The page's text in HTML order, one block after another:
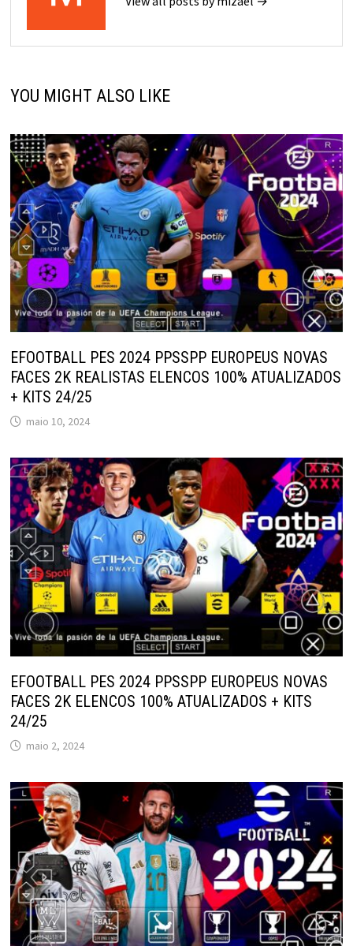
YOU MIGHT ALSO LIKE
EFOOTBALL PES 2024 PPSSPP EUROPEUS NOVAS
FACES 2K REALISTAS ELENCOS 100% ATUALIZADOS
+ KITS 24/25
maio 10, 2024
EFOOTBALL PES 2024 PPSSPP EUROPEUS NOVAS
FACES 2K ELENCOS 100% ATUALIZADOS + KITS
24/25
maio 2, 2024